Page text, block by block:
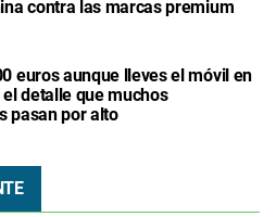
contra las marcas premium
euros aunque lleves el móvil en
detalle que muchos
pasan por alto